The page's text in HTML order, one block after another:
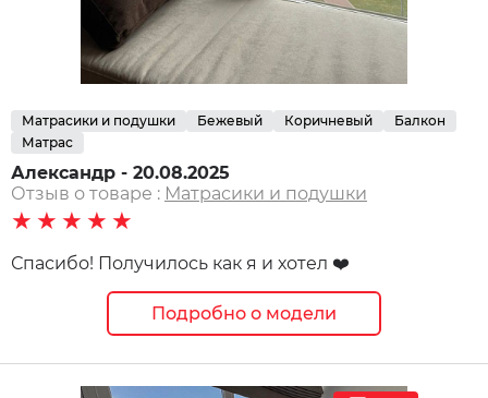
Матрасики и подушки Бежевый Коричневый
Балкон
Матрас
Александр - 20.08.2025
Отзыв о товаре : Матрасики и подушки
★★★★★
Спасибо! Получилось как я и хотел ❤️
Подробно о модели